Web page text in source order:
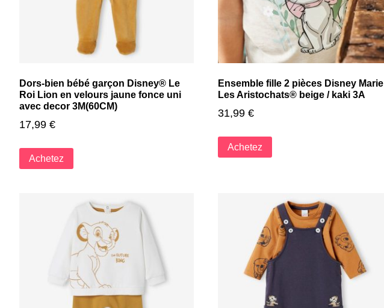
Dors-bien bébé garçon Disney® Le
Roi Lion en velours jaune fonce uni
avec decor 3M(60CM)
17,99 €
Achetez
Ensemble fille 2 pièces Disney Marie
Les Aristochats® beige / kaki 3A
31,99 €
Achetez